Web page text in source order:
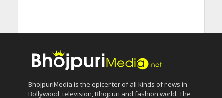
BhojpuriMedia is the epicenter of all kinds of news in
Bollywood, television, Bhojpuri and fashion world. The